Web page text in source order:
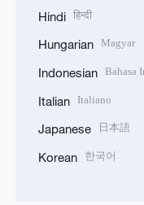
Hindi हिन्दी
Hungarian Magyar
Indonesian Bahasa
Italian Italiano
Japanese 日本語
Korean 한국어